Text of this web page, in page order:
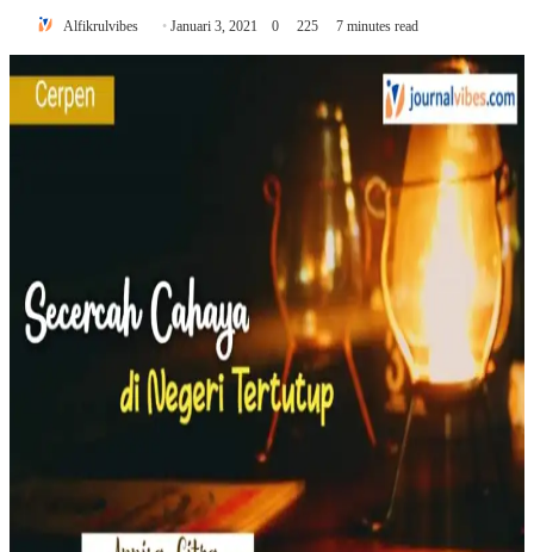
Alfikrulvibes
Send
an
Januari 3, 2021 0 225 7 minutes read